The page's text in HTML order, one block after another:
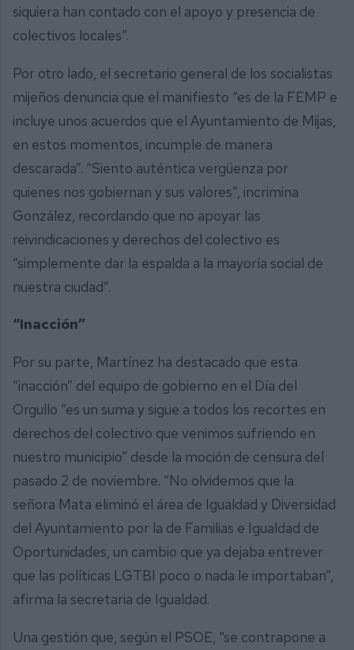
siquiera han contado con el apoyo y presencia de
colectivos locales”.
Por otro lado, el secretario general de los socialistas
mijeños denuncia que el manifiesto “es de la FEMP e
incluye unos acuerdos que el Ayuntamiento de Mijas,
en estos momentos, incumple de manera
descarada”. “Siento auténtica vergüenza por
quienes nos gobiernan y sus valores”, incrimina
González, recordando que no apoyar las
reivindicaciones y derechos del colectivo es
“simplemente dar la espalda a la mayoría social de
nuestra ciudad”.
“Inacción”
Por su parte, Martínez ha destacado que esta
“inacción” del equipo de gobierno en el Día del
Orgullo “es un suma y sigue a todos los recortes en
derechos del colectivo que venimos sufriendo en
nuestro municipio” desde la moción de censura del
pasado 2 de noviembre. “No olvidemos que la
señora Mata eliminó el área de Igualdad y Diversidad
del Ayuntamiento por la de Familias e Igualdad de
Oportunidades, un cambio que ya dejaba entrever
que las políticas LGTBI poco o nada le importaban”,
afirma la secretaria de Igualdad.
Una gestión que, según el PSOE, “se contrapone a